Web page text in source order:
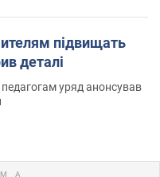
підвищать
деталі
уряд анонсував